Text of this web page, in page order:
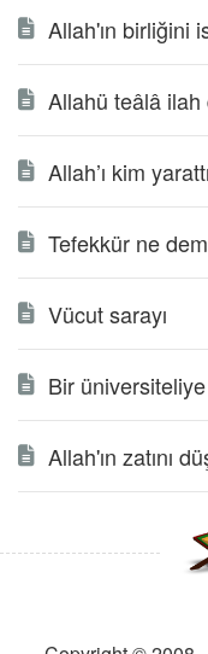
Allah'ın birliğini
Allahü teâlâ ilah
Allah’ı kim
Tefekkür ne
Vücut sarayı
Bir
Allah'ın zatını